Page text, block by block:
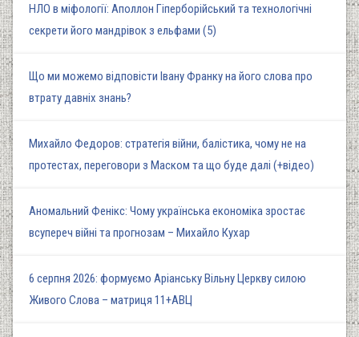
НЛО в міфології: Аполлон Гіперборійський та технологічні
секрети його мандрівок з ельфами (5)
Що ми можемо відповісти Івану Франку на його слова про
втрату давніх знань?
Михайло Федоров: стратегія війни, балістика, чому не на
протестах, переговори з Маском та що буде далі (+відео)
Аномальний Фенікс: Чому українська економіка зростає
всупереч війні та прогнозам – Михайло Кухар
6 серпня 2026: формуємо Аріанську Вільну Церкву силою
Живого Слова – матриця 11+АВЦ